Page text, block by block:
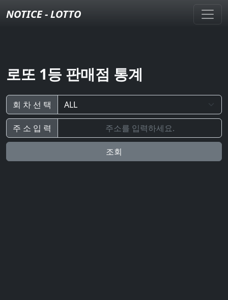
NOTICE - LOTTO
로또 1등 판매점 통계
회 차 선 택
주 소 입 력
조회